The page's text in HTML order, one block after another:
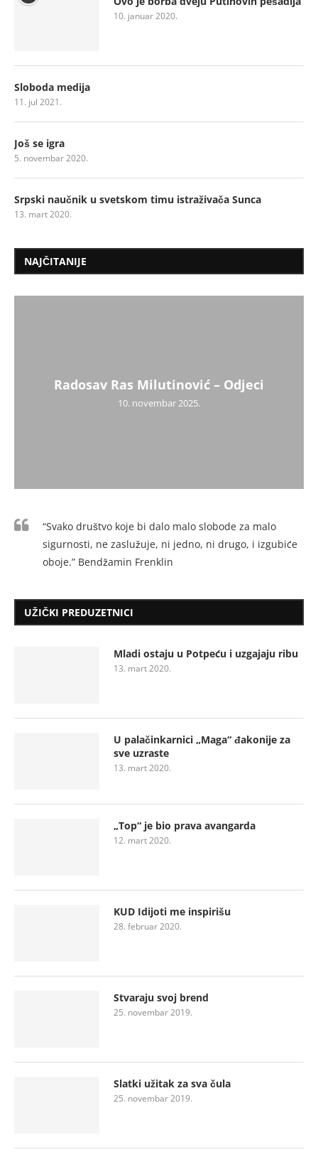
10. januar 2020.
Sloboda medija
11. jul 2021.
Još se igra
5. novembar 2020.
Srpski naučnik u svetskom timu istraživača Sunca
13. mart 2020.
NAJČITANIJE
Radosav Ras Milutinović – Odjeci
10. novembar 2025.
“Svako društvo koje bi dalo malo slobode za malo
sigurnosti, ne zaslužuje, ni jedno, ni drugo, i izgubiće
oboje.” Bendžamin Frenklin
UŽIČKI PREDUZETNICI
Mladi ostaju u Potpeću i uzgajaju ribu
13. mart 2020.
U palačinkarnici „Maga“ đakonije za
sve uzraste
13. mart 2020.
„Top“ je bio prava avangarda
12. mart 2020.
KUD Idijoti me inspirišu
28. februar 2020.
Stvaraju svoj brend
25. novembar 2019.
Slatki užitak za sva čula
25. novembar 2019.